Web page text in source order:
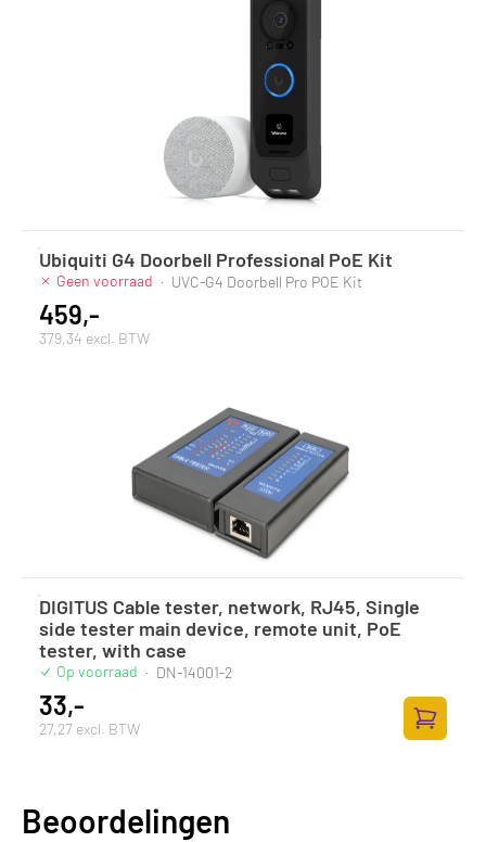
Ubiquiti G4 Doorbell Professional PoE Kit
Geen voorraad · UVC-G4 Doorbell Pro POE Kit
459,-
379,34 excl. BTW
DIGITUS Cable tester, network, RJ45, Single
side tester main device, remote unit, PoE
tester, with case
Op voorraad · DN-14001-2
33,-
27,27 excl. BTW
Beoordelingen